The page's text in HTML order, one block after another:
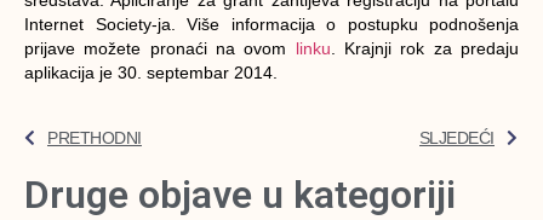
Internet Society-ja. Više informacija o postupku podnošenja
prijave možete pronaći na ovom linku . Krajnji rok za predaju
aplikacija je 30. septembar 2014.
PRETHODNI SLJEDEĆI
Druge objave u kategoriji